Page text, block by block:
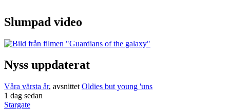
Slumpad video
Nyss uppdaterat
Våra värsta år, avsnittet Oldies but young 'uns
1 dag sedan
Stargate